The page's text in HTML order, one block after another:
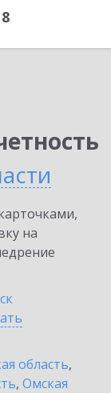
на
область,
, Омская